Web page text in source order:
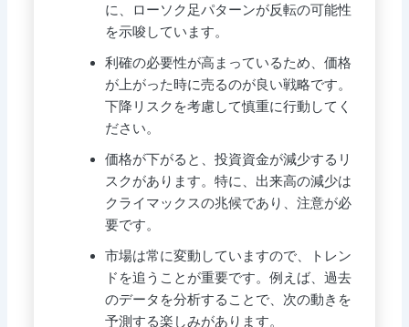
に、ローソク足パターンが反転の可能性
を示唆しています。
利確の必要性が高まっているため、価格
が上がった時に売るのが良い戦略です。
下降リスクを考慮して慎重に行動してく
ださい。
価格が下がると、投資資金が減少するリ
スクがあります。特に、出来高の減少は
クライマックスの兆候であり、注意が必
要です。
市場は常に変動していますので、トレン
ドを追うことが重要です。例えば、過去
のデータを分析することで、次の動きを
予測する楽しみがあります。